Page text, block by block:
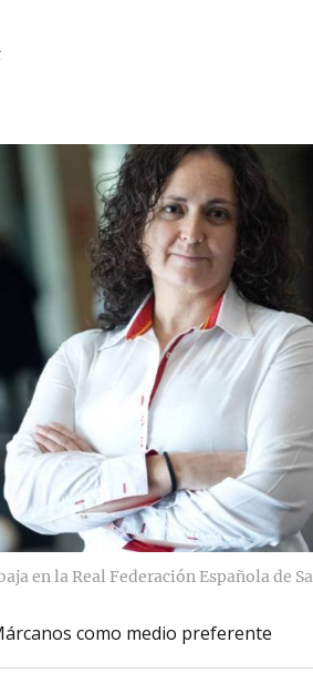
en la Real Federación Española de
como medio preferente